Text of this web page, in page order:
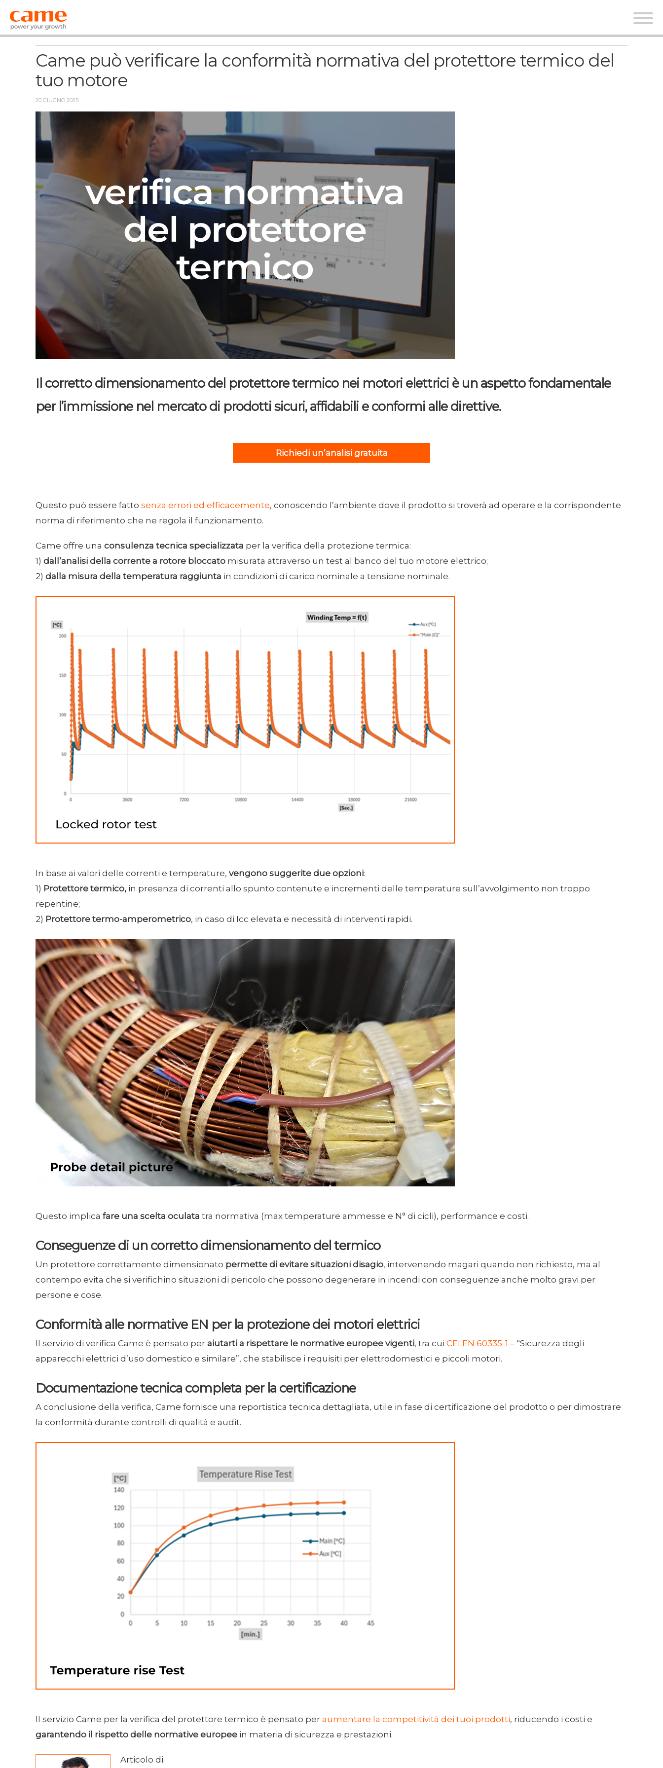
News
Came può verificare la conformità normativa del protettore termico del
tuo motore
20 GIUGNO 2025
Il corretto dimensionamento del protettore termico nei motori elettrici è un aspetto fondamentale
per l’immissione nel mercato di prodotti sicuri, affidabili e conformi alle direttive.
Richiedi un’analisi gratuita
Questo può essere fatto senza errori ed efficacemente, conoscendo l’ambiente dove il prodotto si troverà ad operare e la corrispondente
norma di riferimento che ne regola il funzionamento.
Came offre una consulenza tecnica specializzata per la verifica della protezione termica:
1) dall’analisi della corrente a rotore bloccato misurata attraverso un test al banco del tuo motore elettrico;
2) dalla misura della temperatura raggiunta in condizioni di carico nominale a tensione nominale.
In base ai valori delle correnti e temperature, vengono suggerite due opzioni:
1) Protettore termico, in presenza di correnti allo spunto contenute e incrementi delle temperature sull’avvolgimento non troppo
repentine;
2) Protettore termo-amperometrico, in caso di Icc elevata e necessità di interventi rapidi.
Questo implica fare una scelta oculata tra normativa (max temperature ammesse e N° di cicli), performance e costi.
Conseguenze di un corretto dimensionamento del termico
Un protettore correttamente dimensionato permette di evitare situazioni disagio, intervenendo magari quando non richiesto, ma al
contempo evita che si verifichino situazioni di pericolo che possono degenerare in incendi con conseguenze anche molto gravi per
persone e cose.
Conformità alle normative EN per la protezione dei motori elettrici
Il servizio di verifica Came è pensato per aiutarti a rispettare le normative europee vigenti, tra cui CEI EN 60335-1 – “Sicurezza degli
apparecchi elettrici d’uso domestico e similare”, che stabilisce i requisiti per elettrodomestici e piccoli motori.
Documentazione tecnica completa per la certificazione
A conclusione della verifica, Came fornisce una reportistica tecnica dettagliata, utile in fase di certificazione del prodotto o per dimostrare
la conformità durante controlli di qualità e audit.
Il servizio Came per la verifica del protettore termico è pensato per aumentare la competitività dei tuoi prodotti, riducendo i costi e
garantendo il rispetto delle normative europee in materia di sicurezza e prestazioni.
Articolo di: